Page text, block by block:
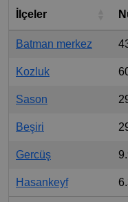
İlçeler
Batman merkez
Kozluk
Sason
Beşiri
Gercüş
Hasankeyf